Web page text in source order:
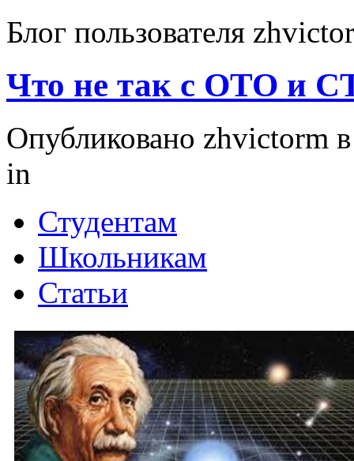
Блог пользователя
Что не так с ОТО и
Опубликовано zhvictorm
in
Студентам
Школьникам
Статьи